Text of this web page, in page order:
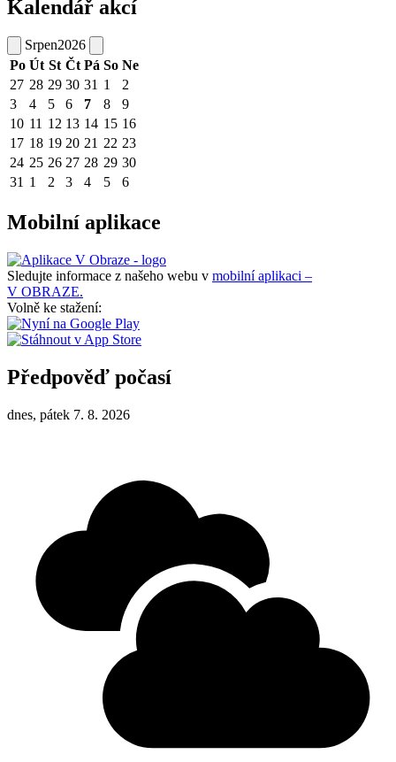
Kalendář akcí
Srpen2026
Po Út St Čt Pá So Ne
27 28 29 30 31 1
2
3
4 5 6 7 8
9
10 11 12 13 14 15 16
17 18 19 20 21 22 23
24 25 26 27 28 29 30
31 1 2 3 4 5 6
Mobilní aplikace
Sledujte informace z našeho webu v mobilní aplikaci –
V OBRAZE.
Volně ke stažení:
Předpověď počasí
dnes, pátek 7. 8. 2026